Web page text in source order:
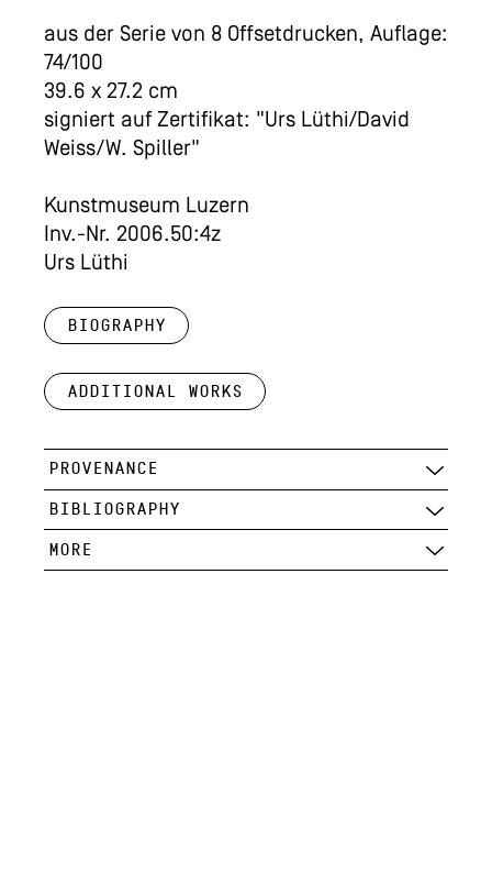
aus der Serie von 8 Offsetdrucken, Auflage:
74/100
39.6 x 27.2 cm
signiert auf Zertifikat: "Urs Lüthi/David
Weiss/W. Spiller"
Kunstmuseum Luzern
Inv.-Nr. 2006.50:4z
Urs Lüthi
Biography
Additional works
PROVENANCE
BIBLIOGRAPHY
MORE